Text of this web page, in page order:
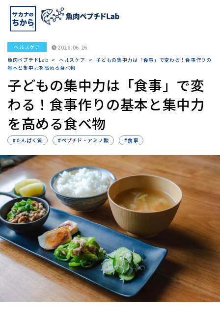
ヘルスケア
2026.06.26
魚肉ペプチドLab > ヘルスケア > 子どもの集中力は「食事」で変わる！食事作りの
基本と集中力を高める食べ物
子どもの集中力は「食事」で変
わる！食事作りの基本と集中力
を高める食べ物
#たんぱく質 #ペプチド・アミノ酸 #食事